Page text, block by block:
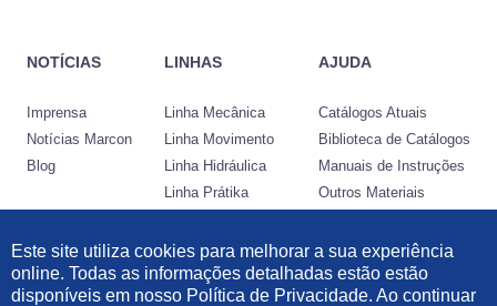
NOTÍCIAS
Imprensa
Notícias Marcon
Blog
LINHAS
Linha Mecânica
Linha Movimento
Linha Hidráulica
Linha Prátika
AJUDA
Catálogos Atuais
Biblioteca de Catálogos
Manuais de Instruções
Outros Materiais
Desenvolvido por:
Este site utiliza cookies para melhorar a sua experiência
online. Todas as informações detalhadas estão estão
disponíveis em nosso Política de Privacidade. Ao continuar